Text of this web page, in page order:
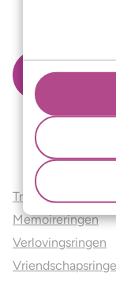
Bekijk hier
Ons aanbod
Trouwringen
Memoireringen
Verlovingsringen